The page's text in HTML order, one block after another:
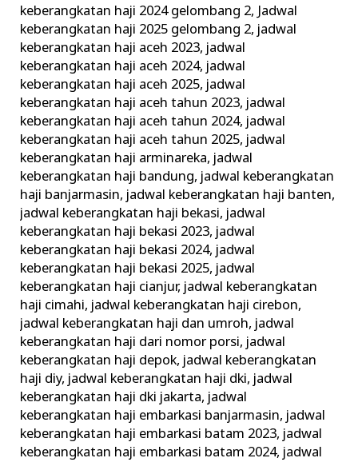
keberangkatan haji 2024 gelombang 2, Jadwal
keberangkatan haji 2025 gelombang 2, jadwal
keberangkatan haji aceh 2023, jadwal
keberangkatan haji aceh 2024, jadwal
keberangkatan haji aceh 2025, jadwal
keberangkatan haji aceh tahun 2023, jadwal
keberangkatan haji aceh tahun 2024, jadwal
keberangkatan haji aceh tahun 2025, jadwal
keberangkatan haji arminareka, jadwal
keberangkatan haji bandung, jadwal keberangkatan
haji banjarmasin, jadwal keberangkatan haji banten,
jadwal keberangkatan haji bekasi, jadwal
keberangkatan haji bekasi 2023, jadwal
keberangkatan haji bekasi 2024, jadwal
keberangkatan haji bekasi 2025, jadwal
keberangkatan haji cianjur, jadwal keberangkatan
haji cimahi, jadwal keberangkatan haji cirebon,
jadwal keberangkatan haji dan umroh, jadwal
keberangkatan haji dari nomor porsi, jadwal
keberangkatan haji depok, jadwal keberangkatan
haji diy, jadwal keberangkatan haji dki, jadwal
keberangkatan haji dki jakarta, jadwal
keberangkatan haji embarkasi banjarmasin, jadwal
keberangkatan haji embarkasi batam 2023, jadwal
keberangkatan haji embarkasi batam 2024, jadwal